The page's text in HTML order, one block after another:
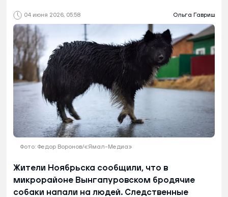
04 июня 2026, 05:58 Ольга Гавриш
Фото: Федор Воронов/«Ямал-Медиа»
Жители Ноябрьска сообщили, что в
микрорайоне Вынгапуровском бродячие
собаки напали на людей. Следственные